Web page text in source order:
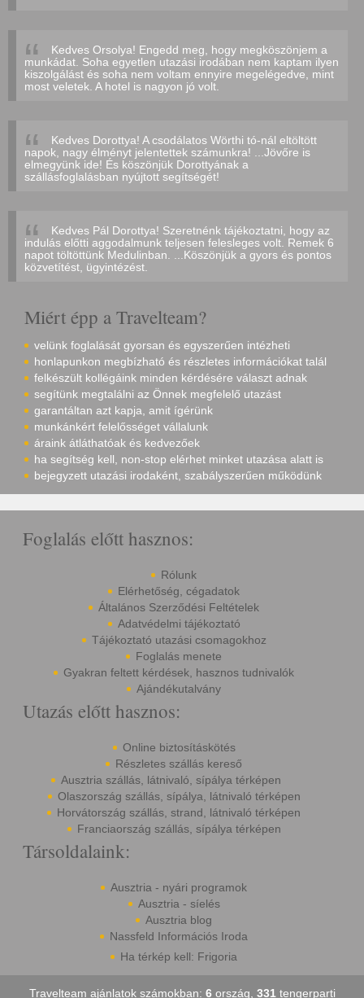
Kedves Orsolya! Engedd meg, hogy megköszönjem a
munkádat. Soha egyetlen utazási irodában nem kaptam ilyen
kiszolgálást és soha nem voltam ennyire megelégedve, mint
most veletek. A hotel is nagyon jó volt.
Kedves Dorottya! A csodálatos Wörthi tó-nál eltöltött
napok, nagy élményt jelentettek számunkra! ...Jövőre is
elmegyünk ide! És köszönjük Dorottyának a
szállásfoglalásban nyújtott segítségét!
Kedves Pál Dorottya! Szeretnénk tájékoztatni, hogy az
indulás előtti aggodalmunk teljesen felesleges volt. Remek 6
napot töltöttünk Medulinban. ...Köszönjük a gyors és pontos
közvetítést, ügyintézést.
Miért épp a Travelteam?
velünk foglalását gyorsan és egyszerűen intézheti
honlapunkon megbízható és részletes információkat talál
felkészült kollégáink minden kérdésére választ adnak
segítünk megtalálni az Önnek megfelelő utazást
garantáltan azt kapja, amit ígérünk
munkánkért felelősséget vállalunk
áraink átláthatóak és kedvezőek
ha segítség kell, non-stop elérhet minket utazása alatt is
bejegyzett utazási irodaként, szabályszerűen működünk
Foglalás előtt hasznos:
Rólunk
Elérhetőség, cégadatok
Általános Szerződési Feltételek
Adatvédelmi tájékoztató
Tájékoztató utazási csomagokhoz
Foglalás menete
Gyakran feltett kérdések, hasznos tudnivalók
Ajándékutalvány
Utazás előtt hasznos:
Online biztosításkötés
Részletes szállás kereső
Ausztria szállás, látnivaló, sípálya térképen
Olaszország szállás, sípálya, látnivaló térképen
Horvátország szállás, strand, látnivaló térképen
Franciaország szállás, sípálya térképen
Társoldalaink:
Ausztria - nyári programok
Ausztria - síelés
Ausztria blog
Nassfeld Információs Iroda
Ha térkép kell: Frigoria
Travelteam ajánlatok számokban: 6ország, 331tengerparti